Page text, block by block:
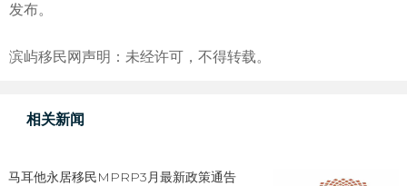
发布。
滨屿移民网声明：未经许可，不得转载。
相关新闻
马耳他永居移民MPRP3月最新政策通告